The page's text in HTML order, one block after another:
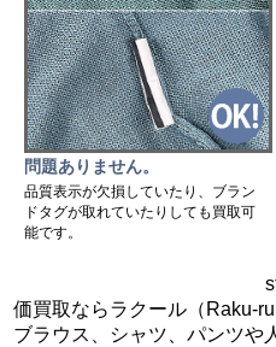
問題ありません。
品質表示が欠損していたり、ブラン
ドタグが取れていたりしても買取可
能です。
価買取ならラクール（Raku-
ブラウス、シャツ、パンツや